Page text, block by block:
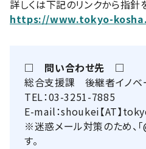
詳しくは下記のリンクから指針
https://www.tokyo-
□ 問い合わせ先 □
総合支援課 後継者イノベ
TEL：03-3251-7885
E-mail：shoukei【AT】
※迷惑メール対策のため、「
す。